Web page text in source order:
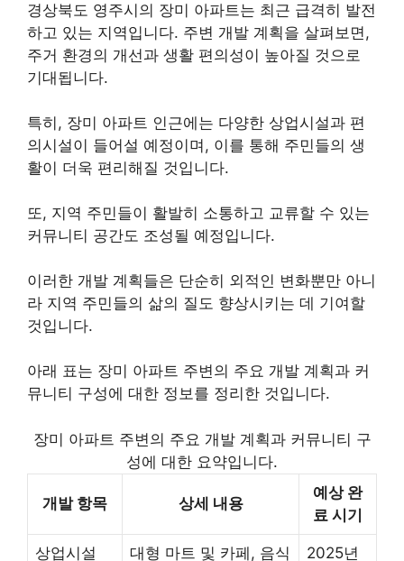
경상북도 영주시의 장미 아파트는 최근 급격히 발전
하고 있는 지역입니다. 주변 개발 계획을 살펴보면,
주거 환경의 개선과 생활 편의성이 높아질 것으로
기대됩니다.
특히, 장미 아파트 인근에는 다양한 상업시설과 편
의시설이 들어설 예정이며, 이를 통해 주민들의 생
활이 더욱 편리해질 것입니다.
또, 지역 주민들이 활발히 소통하고 교류할 수 있는
커뮤니티 공간도 조성될 예정입니다.
이러한 개발 계획들은 단순히 외적인 변화뿐만 아니
라 지역 주민들의 삶의 질도 향상시키는 데 기여할
것입니다.
아래 표는 장미 아파트 주변의 주요 개발 계획과 커
뮤니티 구성에 대한 정보를 정리한 것입니다.
장미 아파트 주변의 주요 개발 계획과 커뮤니티 구
성에 대한 요약입니다.
개발 항목 상세 내용
예상 완
료 시기
상업시설
대형 마트 및 카페, 음식
2025년